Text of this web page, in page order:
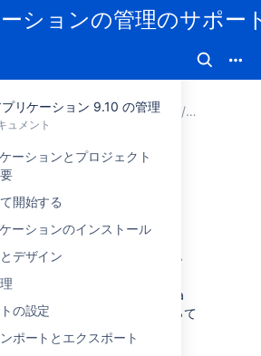
ションの管理のサポー
リケーション 9.10 の管理
ュメント
ーションとプロジェクト
開始する
ーションのインストール
デザイン
の設定
ポートとエクスポート
ポート Jira アプリケーション 9.10 の管理 関連ドキュメント
Data Center 9.10
プリケーシ
起動と停止
ションの起動/停止方法は、Jira
て実行しているかどうかによって